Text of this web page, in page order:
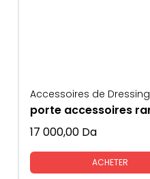
Accessoires de Dressing
17 000,00 Da
ACHETER